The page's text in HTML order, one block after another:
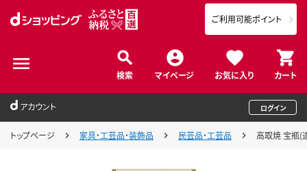
検索 マイページ お気に入り カート
ご利用可能ポイント
アカウント ログイン
トップページ 家具・工芸品・装飾品 民芸品・工芸品 高取焼 宝瓶(